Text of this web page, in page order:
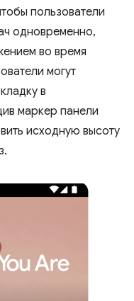
пользователи
одновременно,
во время
могут
в
маркер панели
исходную высоту